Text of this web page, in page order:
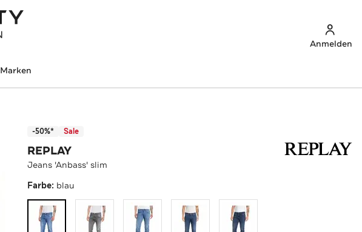
Anmelden
Marken
-50%* Sale
REPLAY
Jeans 'Anbass' slim
Farbe: blau